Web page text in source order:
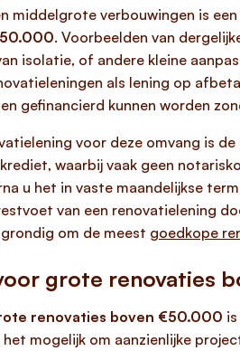
middelgrote verbouwingen is
. Voorbeelden van
isolatie, of andere kleine
als lening op
gefinancierd kunnen worden
voor deze omvang is
waarbij vaak geen
u het in vaste maandelijkse
van een renovatielening
om de meest goedkope
grote renovaties
renovaties boven €50.000
mogelijk om aanzienlijke